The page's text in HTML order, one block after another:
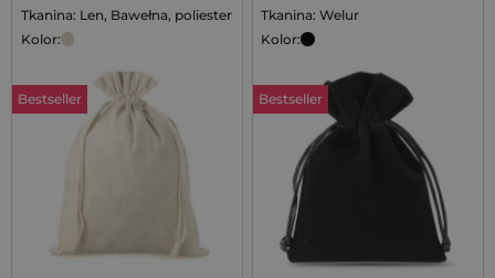
Tkanina: Len, Bawełna, poliester
Kolor:
Bestseller
Tkanina: Welur
Kolor:
Bestseller